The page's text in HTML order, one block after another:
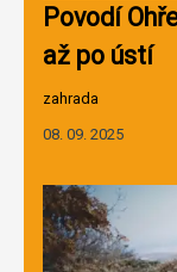
Povodí
až po ústí
zahrada
08. 09. 2025